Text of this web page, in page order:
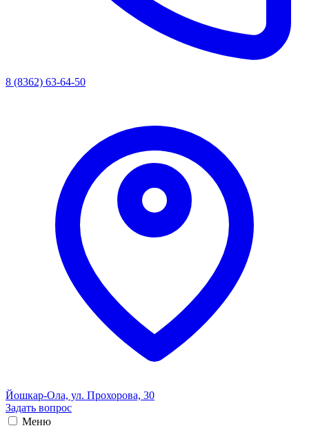
8 (8362) 63-64-50
Йошкар-Ола, ул. Прохорова, 30
Задать вопрос
Меню